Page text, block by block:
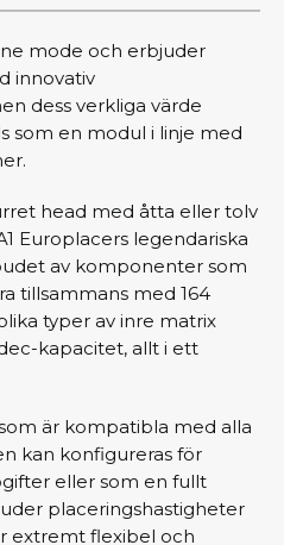
mode och erbjuder
innovativ
dess verkliga värde
som en modul i linje med
head med åtta eller tolv
Europlacers legendariska
av komponenter som
tillsammans med 164
typer av inre matrix
kapacitet, allt i ett
är kompatibla med alla
kan konfigureras för
eller som en fullt
placeringshastigheter
extremt flexibel och